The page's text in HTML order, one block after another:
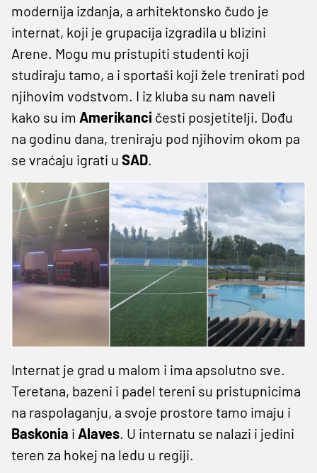
modernija izdanja, a arhitektonsko čudo je
internat, koji je grupacija izgradila u blizini
Arene. Mogu mu pristupiti studenti koji
studiraju tamo, a i sportaši koji žele trenirati pod
njihovim vodstvom. I iz kluba su nam naveli
kako su im Amerikanci česti posjetitelji. Dođu
na godinu dana, treniraju pod njihovim okom pa
se vraćaju igrati u SAD.
Internat je grad u malom i ima apsolutno sve.
Teretana, bazeni i padel tereni su pristupnicima
na raspolaganju, a svoje prostore tamo imaju i
Baskonia i Alaves. U internatu se nalazi i jedini
teren za hokej na ledu u regiji.